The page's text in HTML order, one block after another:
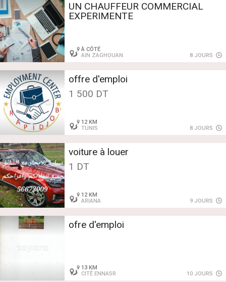
UN CHAUFFEUR COMMERCIAL
EXPERIMENTE
À CÔTÉ
AIN ZAGHOUAN
8 JOURS
offre d'emploi
1 500 DT
12 KM
TUNIS
8 JOURS
voiture à louer
1 DT
12 KM
ARIANA
9 JOURS
ofre d'emploi
13 KM
CITÉ ENNASR
10 JOURS